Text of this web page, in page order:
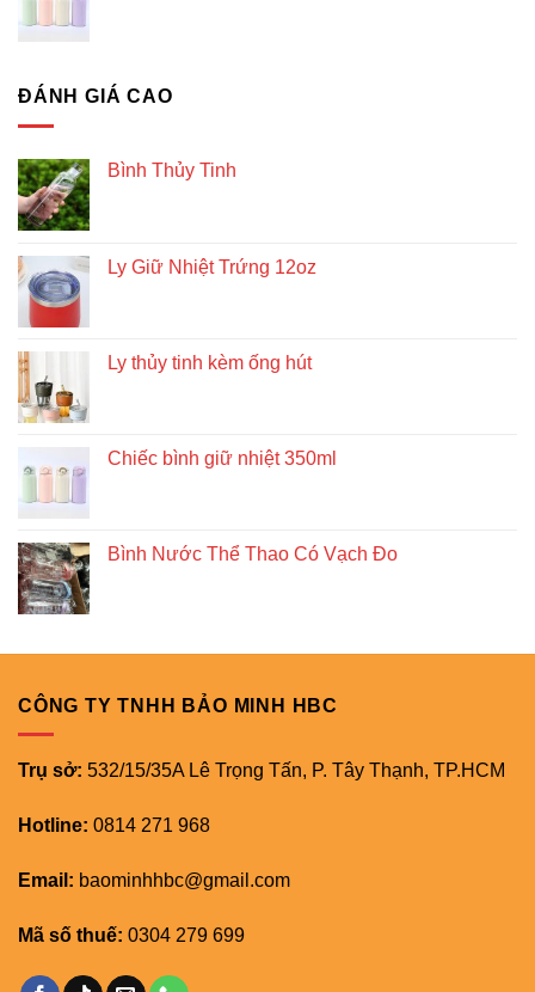
ĐÁNH GIÁ CAO
Bình Thủy Tinh
Ly Giữ Nhiệt Trứng 12oz
Ly thủy tinh kèm ống hút
Chiếc bình giữ nhiệt 350ml
Bình Nước Thể Thao Có Vạch Đo
CÔNG TY TNHH BẢO MINH HBC
Trụ sở: 532/15/35A Lê Trọng Tấn, P. Tây Thạnh, TP.HCM
Hotline: 0814 271 968
Email: baominhhbc@gmail.com
Mã số thuế: 0304 279 699